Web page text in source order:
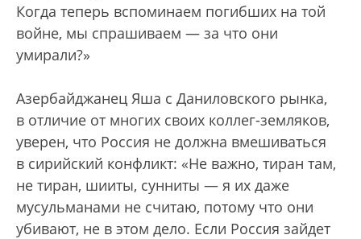
Когда теперь вспоминаем погибших на той
войне, мы спрашиваем — за что они
умирали?»
Азербайджанец Яша с Даниловского рынка,
в отличие от многих своих коллег-земляков,
уверен, что Россия не должна вмешиваться
в сирийский конфликт: «Не важно, тиран там,
не тиран, шииты, сунниты — я их даже
мусульманами не считаю, потому что они
убивают, не в этом дело. Если Россия зайдет